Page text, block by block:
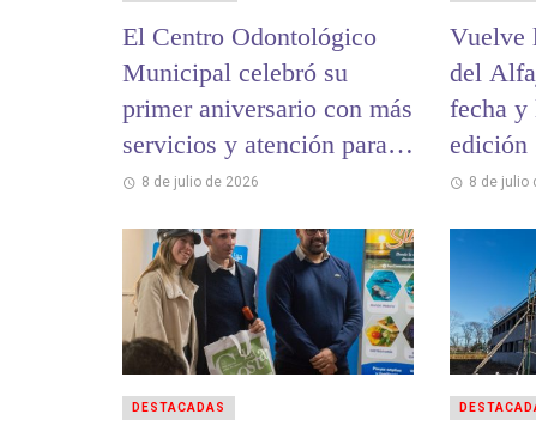
El Centro Odontológico
Municipal celebró su
primer aniversario con más
servicios y atención para la
comunidad
8 de julio de 2026
Vuelve
del
fecha y
edición
8 de julio
DESTACADAS